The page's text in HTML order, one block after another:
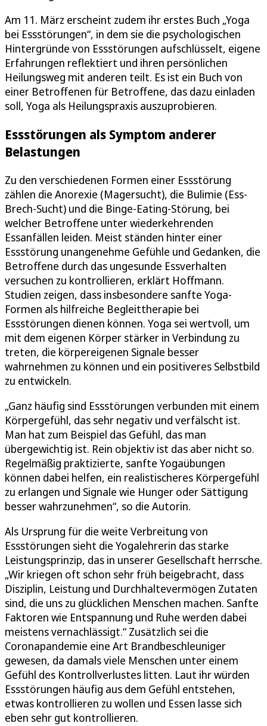
Am 11. März erscheint zudem ihr erstes Buch „Yoga
bei Essstörungen“, in dem sie die psychologischen
Hintergründe von Essstörungen aufschlüsselt, eigene
Erfahrungen reflektiert und ihren persönlichen
Heilungsweg mit anderen teilt. Es ist ein Buch von
einer Betroffenen für Betroffene, das dazu einladen
soll, Yoga als Heilungspraxis auszuprobieren.
Essstörungen als Symptom anderer
Belastungen
Zu den verschiedenen Formen einer Essstörung
zählen die Anorexie (Magersucht), die Bulimie (Ess-
Brech-Sucht) und die Binge-Eating-Störung, bei
welcher Betroffene unter wiederkehrenden
Essanfällen leiden. Meist ständen hinter einer
Essstörung unangenehme Gefühle und Gedanken, die
Betroffene durch das ungesunde Essverhalten
versuchen zu kontrollieren, erklärt Hoffmann.
Studien zeigen, dass insbesondere sanfte Yoga-
Formen als hilfreiche Begleittherapie bei
Essstörungen dienen können. Yoga sei wertvoll, um
mit dem eigenen Körper stärker in Verbindung zu
treten, die körpereigenen Signale besser
wahrnehmen zu können und ein positiveres Selbstbild
zu entwickeln.
„Ganz häufig sind Essstörungen verbunden mit einem
Körpergefühl, das sehr negativ und verfälscht ist.
Man hat zum Beispiel das Gefühl, das man
übergewichtig ist. Rein objektiv ist das aber nicht so.
Regelmäßig praktizierte, sanfte Yogaübungen
können dabei helfen, ein realistischeres Körpergefühl
zu erlangen und Signale wie Hunger oder Sättigung
besser wahrzunehmen“, so die Autorin.
Als Ursprung für die weite Verbreitung von
Essstörungen sieht die Yogalehrerin das starke
Leistungsprinzip, das in unserer Gesellschaft herrsche.
„Wir kriegen oft schon sehr früh beigebracht, dass
Disziplin, Leistung und Durchhaltevermögen Zutaten
sind, die uns zu glücklichen Menschen machen. Sanfte
Faktoren wie Entspannung und Ruhe werden dabei
meistens vernachlässigt.“ Zusätzlich sei die
Coronapandemie eine Art Brandbeschleuniger
gewesen, da damals viele Menschen unter einem
Gefühl des Kontrollverlustes litten. Laut ihr würden
Essstörungen häufig aus dem Gefühl entstehen,
etwas kontrollieren zu wollen und Essen lasse sich
eben sehr gut kontrollieren.